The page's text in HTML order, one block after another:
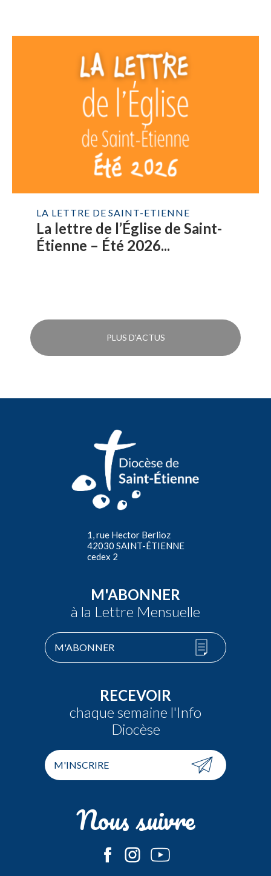
LA LETTRE DE SAINT-ETIENNE
La lettre de l’Église de Saint-
Étienne – Été 2026...
PLUS D'ACTUS
1, rue Hector Berlioz
42030 SAINT-ÉTIENNE
cedex 2
M'ABONNER
à la Lettre Mensuelle
M'ABONNER
RECEVOIR
chaque semaine l'Info
Diocèse
M'INSCRIRE
Nous suivre